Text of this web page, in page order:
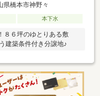
県橋本市神野々
本下水
８６坪のゆとりある敷
建築条件付き分譲地♪